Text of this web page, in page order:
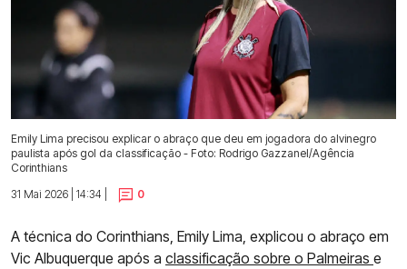
Emily Lima precisou explicar o abraço que deu em jogadora do alvinegro
paulista após gol da classificação - Foto: Rodrigo Gazzanel/Agência
Corinthians
31 Mai 2026 | 14:34 |
0
A técnica do Corinthians, Emily Lima, explicou o abraço em
Vic Albuquerque após a classificação sobre o Palmeiras e